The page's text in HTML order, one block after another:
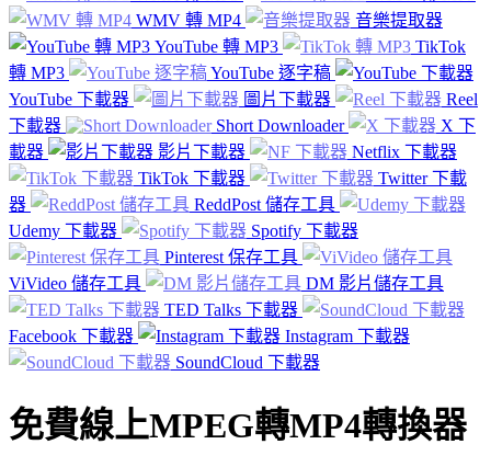
WMV 轉 MP4
音樂提取器
YouTube 轉 MP3
TikTok
轉 MP3
YouTube 逐字稿
YouTube 下載器
圖片下載器
Reel
下載器
Short Downloader
X 下
載器
影片下載器
Netflix 下載器
TikTok 下載器
Twitter 下載
器
ReddPost 儲存工具
Udemy 下載器
Spotify 下載器
Pinterest 保存工具
ViVideo 儲存工具
DM 影片儲存工具
TED Talks 下載器
Facebook 下載器
Instagram 下載器
SoundCloud 下載器
免費線上MPEG轉MP4轉換器